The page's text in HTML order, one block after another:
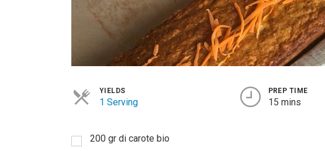
YIELDS
1 Serving
PREP TIME
15 mins
200 gr di carote bio